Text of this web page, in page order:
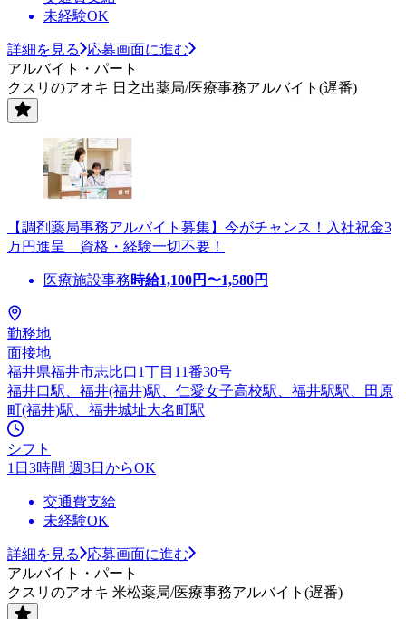
未経験OK
詳細を見る
応募画面に進む
アルバイト・パート
クスリのアオキ 日之出薬局/医療事務アルバイト(遅番)
【調剤薬局事務アルバイト募集】今がチャンス！入社祝金3
万円進呈 資格・経験一切不要！
医療施設事務時給1,100円〜1,580円
勤務地
面接地
福井県福井市志比口1丁目11番30号
福井口駅、福井(福井)駅、仁愛女子高校駅、福井駅駅、田原
町(福井)駅、福井城址大名町駅
シフト
1日3時間 週3日からOK
交通費支給
未経験OK
詳細を見る
応募画面に進む
アルバイト・パート
クスリのアオキ 米松薬局/医療事務アルバイト(遅番)